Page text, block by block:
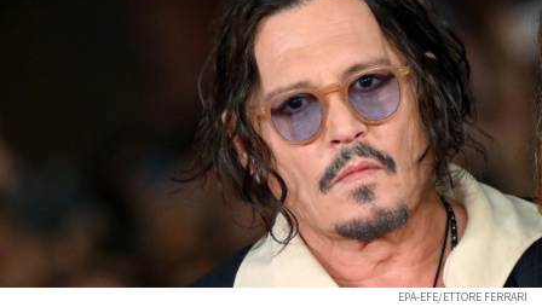
EPA-EFE/ETTORE FERRARI